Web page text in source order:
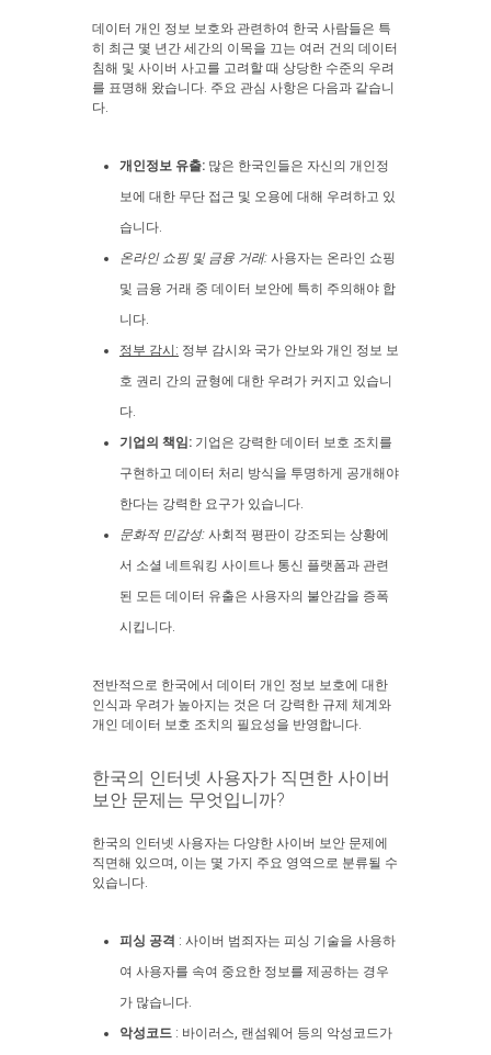
데이터 개인 정보 보호와 관련하여 한국 사람들은 특
히 최근 몇 년간 세간의 이목을 끄는 여러 건의 데이터
침해 및 사이버 사고를 고려할 때 상당한 수준의 우려
를 표명해 왔습니다. 주요 관심 사항은 다음과 같습니
다.
개인정보 유출: 많은 한국인들은 자신의 개인정
보에 대한 무단 접근 및 오용에 대해 우려하고 있
습니다.
온라인 쇼핑 및 금융 거래: 사용자는 온라인 쇼핑
및 금융 거래 중 데이터 보안에 특히 주의해야 합
니다.
정부 감시: 정부 감시와 국가 안보와 개인 정보 보
호 권리 간의 균형에 대한 우려가 커지고 있습니
다.
기업의 책임: 기업은 강력한 데이터 보호 조치를
구현하고 데이터 처리 방식을 투명하게 공개해야
한다는 강력한 요구가 있습니다.
문화적 민감성: 사회적 평판이 강조되는 상황에
서 소셜 네트워킹 사이트나 통신 플랫폼과 관련
된 모든 데이터 유출은 사용자의 불안감을 증폭
시킵니다.
전반적으로 한국에서 데이터 개인 정보 보호에 대한
인식과 우려가 높아지는 것은 더 강력한 규제 체계와
개인 데이터 보호 조치의 필요성을 반영합니다.
한국의 인터넷 사용자가 직면한 사이버
보안 문제는 무엇입니까?
한국의 인터넷 사용자는 다양한 사이버 보안 문제에
직면해 있으며, 이는 몇 가지 주요 영역으로 분류될 수
있습니다.
피싱 공격 : 사이버 범죄자는 피싱 기술을 사용하
여 사용자를 속여 중요한 정보를 제공하는 경우
가 많습니다.
악성코드 : 바이러스, 랜섬웨어 등의 악성코드가